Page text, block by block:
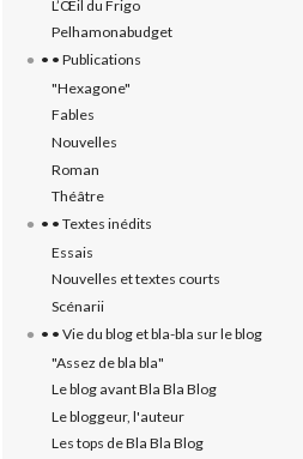
L’‎Œil du Frigo
Pelhamonabudget
• • Publications
"Hexagone"
Fables
Nouvelles
Roman
Théâtre
• • Textes inédits
Essais
Nouvelles et textes courts
Scénarii
• • Vie du blog et bla-bla sur le blog
"Assez de bla bla"
Le blog avant Bla Bla Blog
Le bloggeur, l'auteur
Les tops de Bla Bla Blog